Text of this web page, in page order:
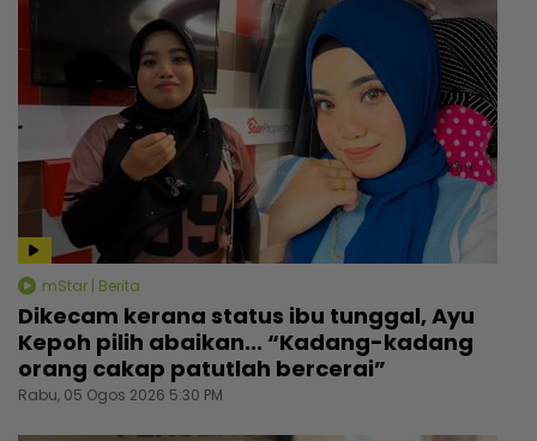
mStar | Berita
Dikecam kerana status ibu tunggal, Ayu
Kepoh pilih abaikan... “Kadang-kadang
orang cakap patutlah bercerai”
Rabu, 05 Ogos 2026 5:30 PM